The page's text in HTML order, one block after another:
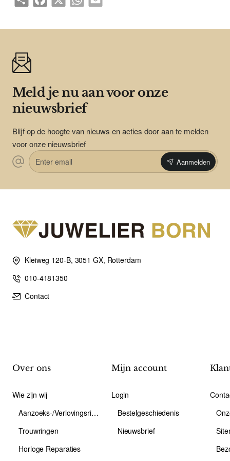
Meld je nu aan voor onze
nieuwsbrief
Blijf op de hoogte van nieuws en acties door aan te melden
voor onze nieuwsbrief
Enter
email
Aanmelden
Kleiweg 120-B, 3051 GX, Rotterdam
010-4181350
Contact
Over ons
Wie zijn wij
Aanzoeks-/Verlovingsring
Trouwringen
Horloge Reparaties
Mijn account
Login
Bestelgeschiedenis
Nieuwsbrief